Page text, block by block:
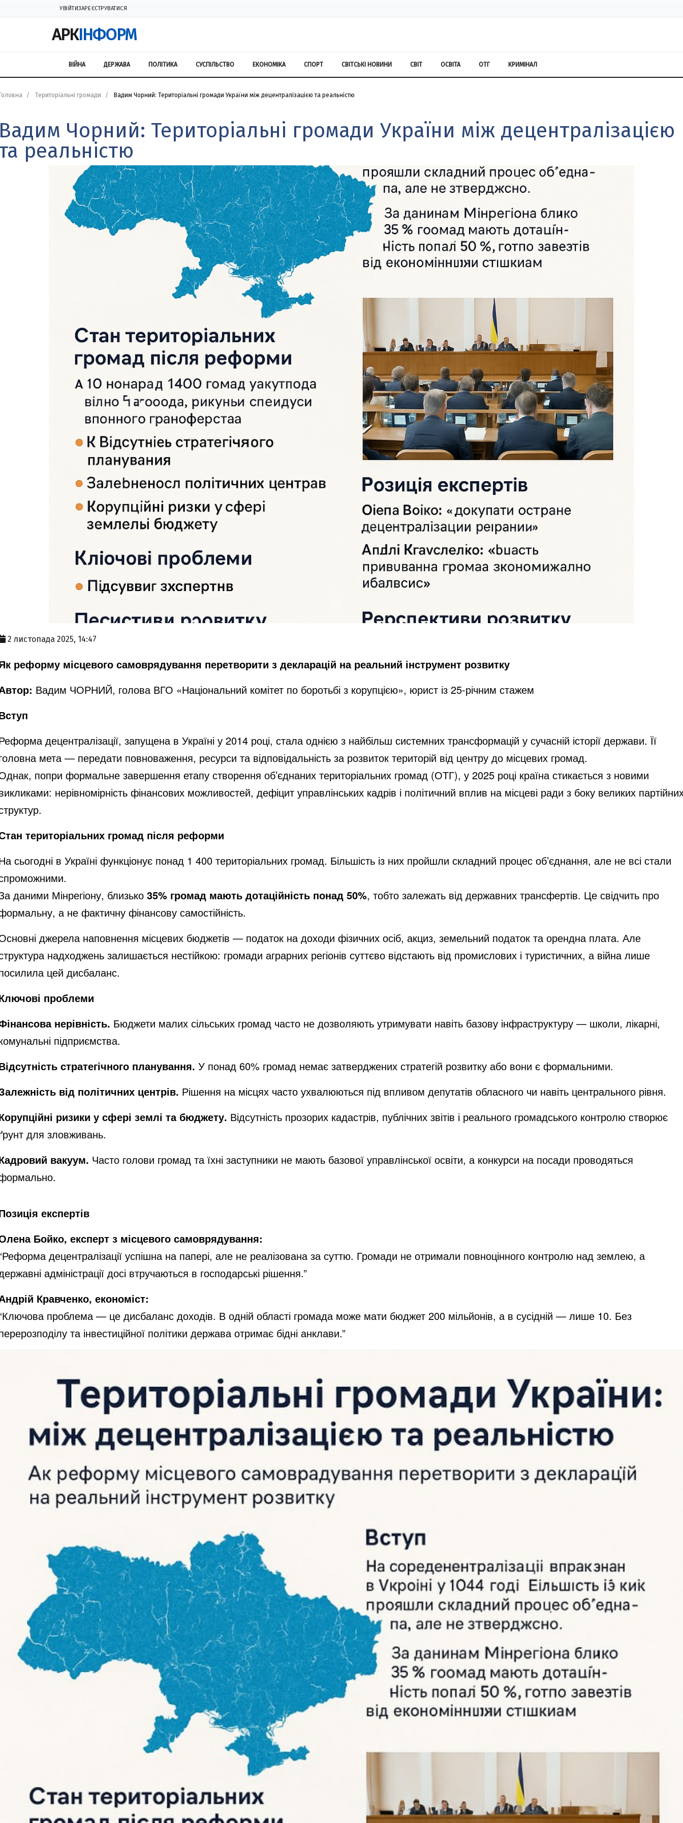
УВІЙТИЗАРЕЄСТРУВАТИСЯ
АРКІНФОРМ
ВІЙНА ДЕРЖАВА ПОЛІТИКА СУСПІЛЬСТВО ЕКОНОМІКА СПОРТ СВІТСЬКІ НОВИНИ СВІТ ОСВІТА ОТГ КРИМІНАЛ
Територіальні громади Вадим Чорний: Територіальні громади України між децентралізацією та реальністю
Чорний: Територіальні громади України між децентралізацією
реальністю
2 листопада 2025, 14:47
реформу місцевого самоврядування перетворити з декларацій на реальний інструмент розвитку
Вадим ЧОРНИЙ, голова ВГО «Національний комітет по боротьбі з корупцією», юрист із 25-річним стажем
децентралізації, запущена в Україні у 2014 році, стала однією з найбільш системних трансформацій у сучасній історії держави. Її
мета — передати повноваження, ресурси та відповідальність за розвиток територій від центру до місцевих громад.
попри формальне завершення етапу створення об’єднаних територіальних громад (ОТГ), у 2025 році країна стикається з новими
нерівномірність фінансових можливостей, дефіцит управлінських кадрів і політичний вплив на місцеві ради з боку великих
територіальних громад після реформи
сьогодні в Україні функціонує понад 1 400 територіальних громад. Більшість із них пройшли складний процес об’єднання, але не всі стали
даними Мінрегіону, близько 35% громад мають дотаційність понад 50%, тобто залежать від державних трансфертів. Це свідчить про
а не фактичну фінансову самостійність.
джерела наповнення місцевих бюджетів — податок на доходи фізичних осіб, акциз, земельний податок та орендна плата. Але
надходжень залишається нестійкою: громади аграрних регіонів суттєво відстають від промислових і туристичних, а війна лише
цей дисбаланс.
проблеми
нерівність. Бюджети малих сільських громад часто не дозволяють утримувати навіть базову інфраструктуру — школи, лікарні,
підприємства.
стратегічного планування. У понад 60% громад немає затверджених стратегій розвитку або вони є формальними.
від політичних центрів. Рішення на місцях часто ухвалюються під впливом депутатів обласного чи навіть центрального рівня.
ризики у сфері землі та бюджету. Відсутність прозорих кадастрів, публічних звітів і реального громадського контролю створює
для зловживань.
вакуум. Часто голови громад та їхні заступники не мають базової управлінської освіти, а конкурси на посади проводяться
експертів
Бойко, експерт з місцевого самоврядування:
децентралізації успішна на папері, але не реалізована за суттю. Громади не отримали повноцінного контролю над землею, а
адміністрації досі втручаються в господарські рішення.”
Кравченко, економіст:
проблема — це дисбаланс доходів. В одній області громада може мати бюджет 200 мільйонів, а в сусідній — лише 10. Без
та інвестиційної політики держава отримає бідні анклави.”